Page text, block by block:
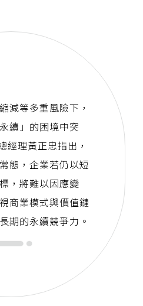
減等多重風險下，
續」的困境中突
經理黃正忠指出，
態，企業若仍以短
，將難以因應變
商業模式與價值鏈
期的永續競爭力。